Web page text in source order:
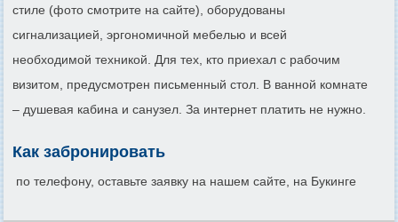
стиле (фото смотрите на сайте), оборудованы
сигнализацией, эргономичной мебелью и всей
необходимой техникой. Для тех, кто приехал с рабочим
визитом, предусмотрен письменный стол. В ванной комнате
– душевая кабина и санузел. За интернет платить не нужно.
Как забронировать
по телефону, оставьте заявку на нашем сайте, на Букинге